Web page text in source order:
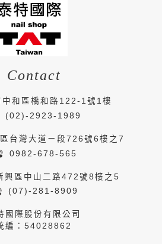
Contact
中和區橋和路122-1號1樓
(02)-2923-1989
台灣大道ㄧ段726號6樓之7
0982-678-565
興區中山二路472號8樓之5
(07)-281-8909
國際股份有限公司
編：54028862